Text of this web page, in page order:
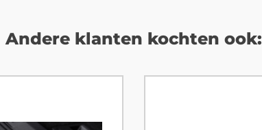
Andere klanten kochten ook: